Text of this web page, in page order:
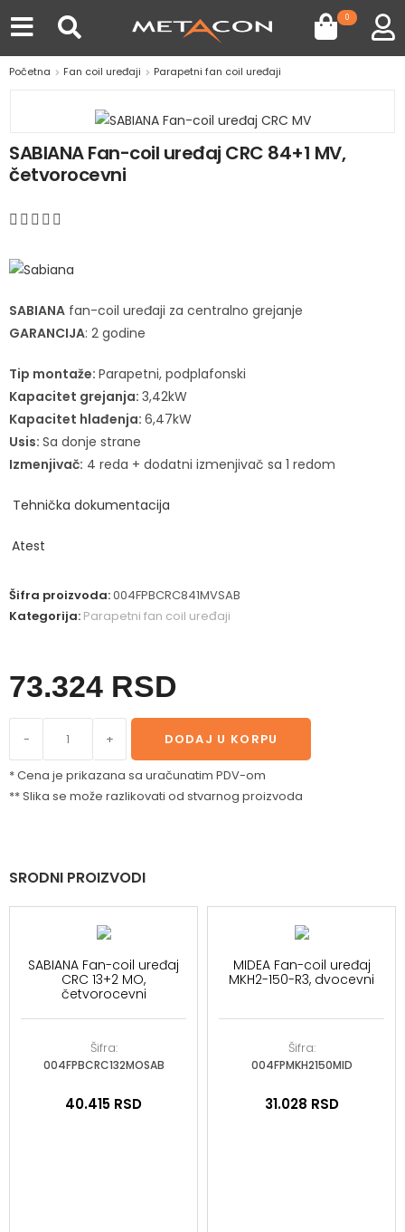
0
Početna Fan coil uređaji Parapetni fan coil uređaji
SABIANA Fan-coil uređaj CRC 84+1 MV,
četvorocevni
SABIANA fan-coil uređaji za centralno grejanje
GARANCIJA: 2 godine
Tip montaže: Parapetni, podplafonski
Kapacitet grejanja: 3,42kW
Kapacitet hlađenja: 6,47kW
Usis: Sa donje strane
Izmenjivač: 4 reda + dodatni izmenjivač sa 1 redom
Tehnička dokumentacija
Atest
Šifra proizvoda:004FPBCRC841MVSAB
Kategorija: Parapetni fan coil uređaji
73.324 RSD
- + DODAJ U KORPU
* Cena je prikazana sa uračunatim PDV-om
** Slika se može razlikovati od stvarnog proizvoda
SRODNI PROIZVODI
SABIANA Fan-coil uređaj
CRC 13+2 MO,
četvorocevni
Šifra:
004FPBCRC132MOSAB
40.415 RSD
MIDEA Fan-coil uređaj
MKH2-150-R3, dvocevni
Šifra:
004FPMKH2150MID
31.028 RSD